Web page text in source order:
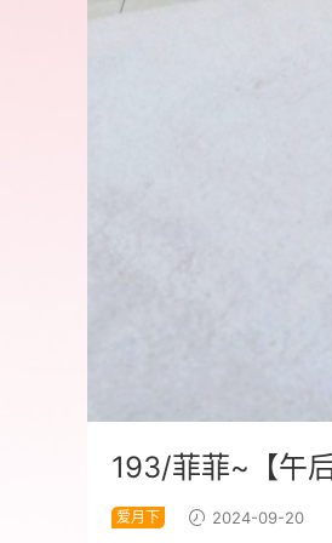
193/菲菲~【午
爱月下 2024-09-20